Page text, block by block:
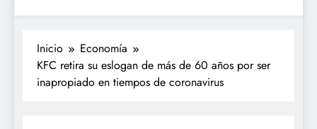
Inicio
Economía
KFC retira su eslogan de más de 60 años por ser
inapropiado en tiempos de coronavirus